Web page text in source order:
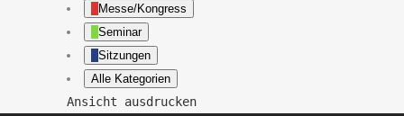
Messe/Kongress
Seminar
Sitzungen
Alle Kategorien
Ansicht ausdrucken